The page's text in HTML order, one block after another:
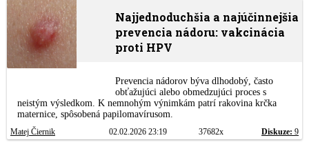
Najjednoduchšia a najúčinnejšia
prevencia nádoru: vakcinácia
proti HPV
Prevencia nádorov býva dlhodobý, často
obťažujúci alebo obmedzujúci proces s
neistým výsledkom. K nemnohým výnimkám patrí rakovina krčka
maternice, spôsobená papilomavírusom.
Matej Čiernik 02.02.2026 23:19 37682x Diskuze: 9